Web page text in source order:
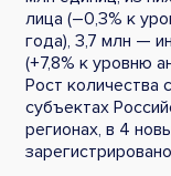
лица (–0,3% к
года), 3,7 млн —
(+7,8% к уровню
Рост
субъектах
регионах, в 4